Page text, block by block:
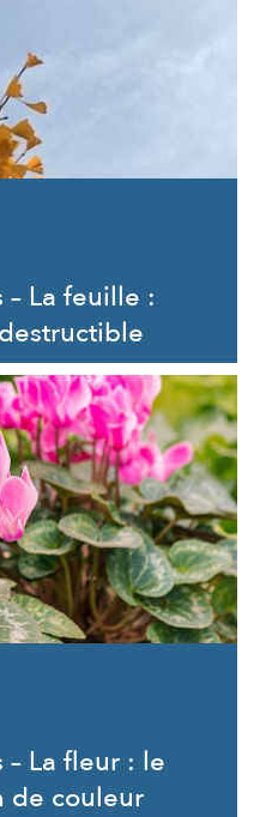
– La feuille :
– La fleur : le
de couleur